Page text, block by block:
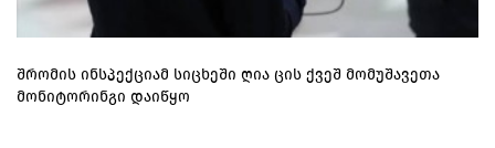
შრომის ინსპექციამ სიცხეში ღია ცის ქვეშ მომუშავეთა
მონიტორინგი დაიწყო